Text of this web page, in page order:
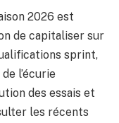
2026 est
de capitaliser sur
sprint,
l’écurie
des essais et
les récents